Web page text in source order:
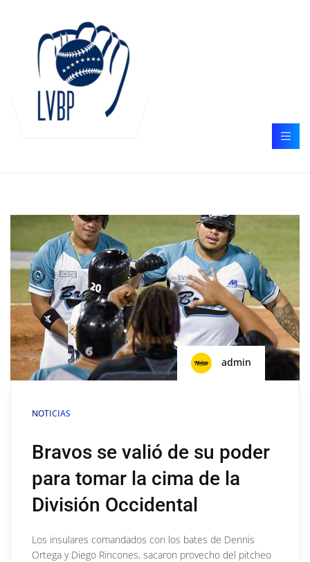
admin
NOTICIAS
Bravos se valió de su poder
para tomar la cima de la
División Occidental
Los insulares comandados con los bates de Dennis
Ortega y Diego Rincones, sacaron provecho del pitcheo